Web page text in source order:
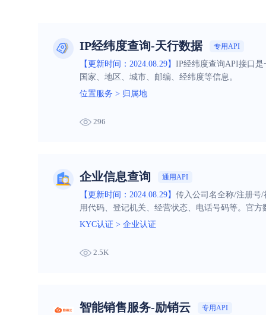
IP经纬度查询-天行数据 专用API
【更新时间：2024.08.29】 IP经纬度查询API接口
国家、地区、城市、邮编、经纬度等信息。
位置服务 > 归属地
296
企业信息查询 通用API
【更新时间：2024.08.29】 传入公司名全称/注册号
用代码、登记机关、经营状态、电话号码等。官
KYC认证 > 企业认证
2.5K
智能销售服务-励销云 专用API